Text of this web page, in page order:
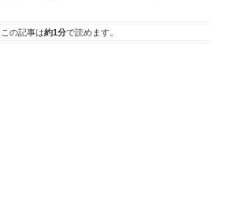
この記事は約1分で読めます。